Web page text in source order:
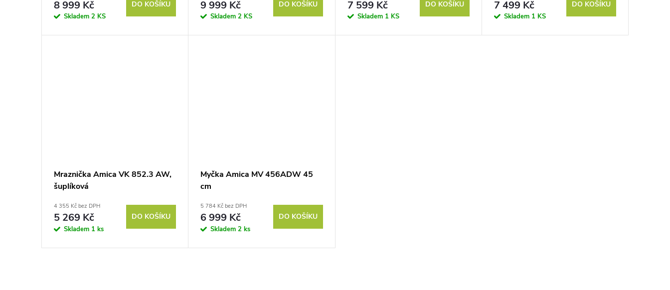
d
8 999 Kč
Skladem 2 KS
DO KOŠÍKU 9 999 Kč
Skladem2 KS
DO KOŠÍKU 7 599 Kč
Skladem 1 KS
DO KOŠÍKU 7 499 Kč
Skladem 1 KS
DO KOŠÍKU
Mraznička Amica VK 852.3 AW,
šuplíková
4 355 Kč bez DPH
5 269 Kč
Skladem 1 ks
DO KOŠÍKU
Myčka Amica MV 456ADW 45
cm
5 784 Kč bez DPH
6 999 Kč
Skladem2 ks
DO KOŠÍKU